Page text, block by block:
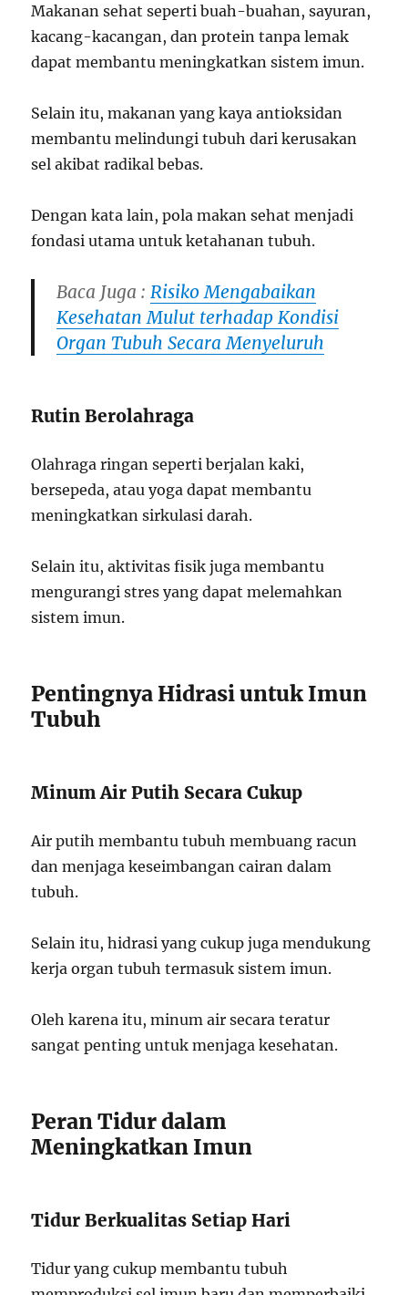
Makanan sehat seperti buah-buahan, sayuran,
kacang-kacangan, dan protein tanpa lemak
dapat membantu meningkatkan sistem imun.
Selain itu, makanan yang kaya antioksidan
membantu melindungi tubuh dari kerusakan
sel akibat radikal bebas.
Dengan kata lain, pola makan sehat menjadi
fondasi utama untuk ketahanan tubuh.
Baca Juga : Risiko Mengabaikan
Kesehatan Mulut terhadap Kondisi
Organ Tubuh Secara Menyeluruh
Rutin Berolahraga
Olahraga ringan seperti berjalan kaki,
bersepeda, atau yoga dapat membantu
meningkatkan sirkulasi darah.
Selain itu, aktivitas fisik juga membantu
mengurangi stres yang dapat melemahkan
sistem imun.
Pentingnya Hidrasi untuk Imun
Tubuh
Minum Air Putih Secara Cukup
Air putih membantu tubuh membuang racun
dan menjaga keseimbangan cairan dalam
tubuh.
Selain itu, hidrasi yang cukup juga mendukung
kerja organ tubuh termasuk sistem imun.
Oleh karena itu, minum air secara teratur
sangat penting untuk menjaga kesehatan.
Peran Tidur dalam
Meningkatkan Imun
Tidur Berkualitas Setiap Hari
Tidur yang cukup membantu tubuh